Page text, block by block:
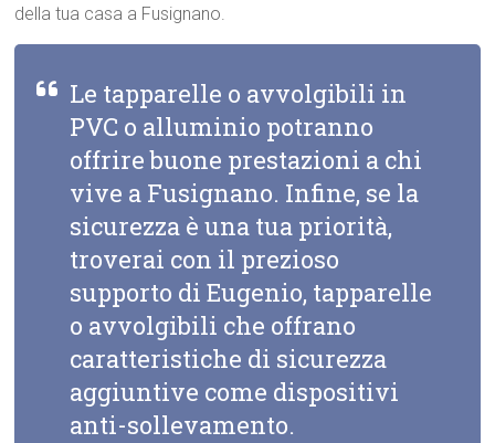
della tua casa a Fusignano.
Le tapparelle o avvolgibili in
PVC o alluminio potranno
offrire buone prestazioni a chi
vive a Fusignano. Infine, se la
sicurezza è una tua priorità,
troverai con il prezioso
supporto di Eugenio, tapparelle
o avvolgibili che offrano
caratteristiche di sicurezza
aggiuntive come dispositivi
anti-sollevamento.